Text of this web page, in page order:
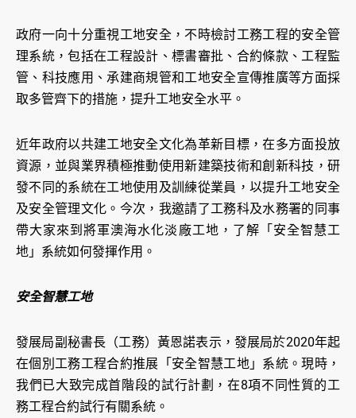
政府一向十分重視工地安全，不時檢討工務工程的安全管
理系統，包括在工程設計、標書審批、合約條款、工程監
管、科技應用、承建商規管和工地安全宣傳推廣等方面採
取多管齊下的措施，提升工地安全水平。
近年政府以共建工地安全文化為革新目標，在多方面投放
資源，並與業界積極推動使用新建築技術和創新科技，研
發不同的系統在工地使用及訓練從業員，以提升工地安全
及安全管理文化。今次，我邀請了工務科及水務署的同事
帶大家來到將軍澳海水化淡廠工地，了解「安全智慧工
地」系統如何發揮作用。
安全智慧工地
發展局副秘書長（工務）黃恩諾表示，發展局於2020年起
在個別工務工程合約推展「安全智慧工地」系統。現時，
我們已大致完成首階段的試行計劃，在8項不同性質的工
務工程合約試行有關系統。